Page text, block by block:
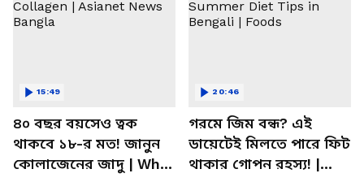
৪০ বছর বয়সেও ত্বক
থাকবে ১৮-র মত! জানুন
কোলাজেনের জাদু | What
15:49
গরমে জিম বন্ধ? এই
ডায়েটেই মিলতে পারে ফিট
থাকার গোপন রহস্য! |
20:46